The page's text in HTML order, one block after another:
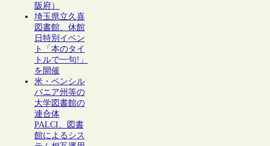
阪府）
埼玉県立久喜
図書館、休館
日特別イベン
ト「本のタイ
トルで一句!」
を開催
米・ペンシル
バニア州等の
大学図書館の
連合体
PALCI、図書
館によるシス